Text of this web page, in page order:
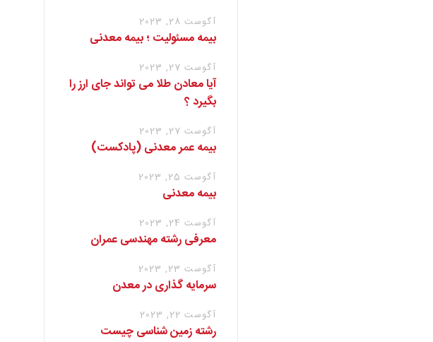
آگوست 28, 2023
بیمه مسئولیت ؛ بیمه معدنی
آگوست 27, 2023
آیا معادن طلا می تواند جای ارز را
بگیرد ؟
آگوست 27, 2023
بیمه عمر معدنی (پادکست)
آگوست 25, 2023
بیمه معدنی
آگوست 24, 2023
معرفی رشته مهندسی عمران
آگوست 23, 2023
سرمایه گذاری در معدن
آگوست 22, 2023
رشته زمین شناسی چیست